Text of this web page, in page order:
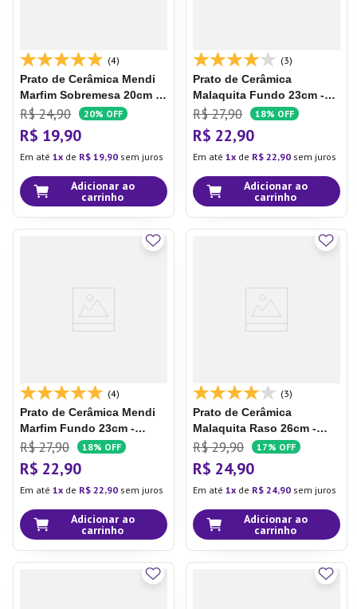
(4)
Prato de Cerâmica Mendi
Marfim Sobremesa 20cm -
Oxford
R$ 24,90 20% OFF
R$ 19,90
Em até 1 de R$ 19,90 sem juros
Adicionar ao
carrinho
(3)
Prato de Cerâmica
Malaquita Fundo 23cm -
Oxford
R$ 27,90 18% OFF
R$ 22,90
Em até 1 de R$ 22,90 sem juros
Adicionar ao
carrinho
(4)
Prato de Cerâmica Mendi
Marfim Fundo 23cm -
Oxford
R$ 27,90 18% OFF
R$ 22,90
Em até 1 de R$ 22,90 sem juros
Adicionar ao
carrinho
(3)
Prato de Cerâmica
Malaquita Raso 26cm -
Oxford
R$ 29,90 17% OFF
R$ 24,90
Em até 1 de R$ 24,90 sem juros
Adicionar ao
carrinho